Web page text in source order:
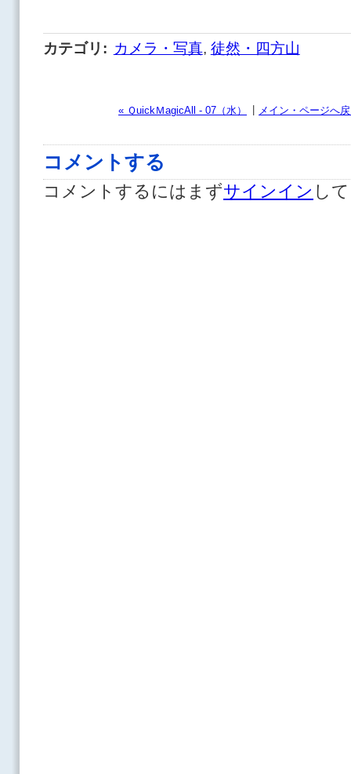
カテゴリ : カメラ・写真, 徒然・四方山
« ＱuickＭagicAll - 07（水） メイン・ページへ
コメントする
コメントするにはまずサインイン し